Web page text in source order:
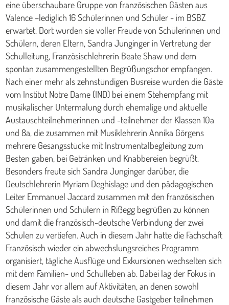
eine überschaubare Gruppe von französischen Gästen aus
Valence –lediglich 16 Schülerinnen und Schüler - im BSBZ
erwartet. Dort wurden sie voller Freude von Schülerinnen und
Schülern, deren Eltern, Sandra Junginger in Vertretung der
Schulleitung, Französischlehrerin Beate Shaw und dem
spontan zusammengestellten Begrüßungschor empfangen.
Nach einer mehr als zehnstündigen Busreise wurden die Gäste
vom Institut Notre Dame (IND) bei einem Stehempfang mit
musikalischer Untermalung durch ehemalige und aktuelle
Austauschteilnehmerinnen und -teilnehmer der Klassen 10a
und 8a, die zusammen mit Musiklehrerin Annika Görgens
mehrere Gesangsstücke mit Instrumentalbegleitung zum
Besten gaben, bei Getränken und Knabbereien begrüßt.
Besonders freute sich Sandra Junginger darüber, die
Deutschlehrerin Myriam Deghislage und den pädagogischen
Leiter Emmanuel Jaccard zusammen mit den französischen
Schülerinnen und Schülern in Rißegg begrüßen zu können
und damit die französisch-deutsche Verbindung der zwei
Schulen zu vertiefen. Auch in diesem Jahr hatte die Fachschaft
Französisch wieder ein abwechslungsreiches Programm
organisiert, tägliche Ausflüge und Exkursionen wechselten sich
mit dem Familien- und Schulleben ab. Dabei lag der Fokus in
diesem Jahr vor allem auf Aktivitäten, an denen sowohl
französische Gäste als auch deutsche Gastgeber teilnehmen